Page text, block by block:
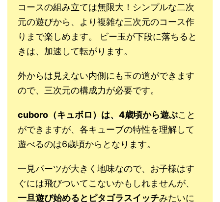
コースの組み立ては無限大！シンプルな二次
元の遊びから、より複雑な三次元のコース作
りまで楽しめます。 ビー玉が下段に落ちると
きは、加速して転がります。
外からは見えない内側にも玉の道ができます
ので、三次元の構成力が必要です。
cuboro（キュボロ）は、4歳頃から遊ぶこと
ができますが、各キューブの特性を理解して
遊べるのは6歳頃からとなります。
一見パーツが大きく地味なので、お子様はす
ぐには飛びついてこないかもしれませんが、
一旦遊び始めるとピタゴラスイッチみたいに